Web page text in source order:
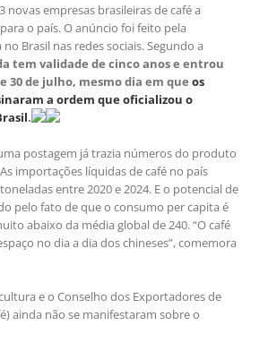
novas empresas brasileiras de café a
o país. O anúncio foi feito pela
Brasil nas redes sociais. Segundo a
tem validade de cinco anos e entrou
30 de julho, mesmo dia em que os
a ordem que oficializou o
.
postagem já trazia números do produto
importações líquidas de café no país
entre 2020 e 2024. E o potencial de
pelo fato de que o consumo per capita é
abaixo da média global de 240. “O café
no dia a dia dos chineses”, comemora
e o Conselho dos Exportadores de
ainda não se manifestaram sobre o